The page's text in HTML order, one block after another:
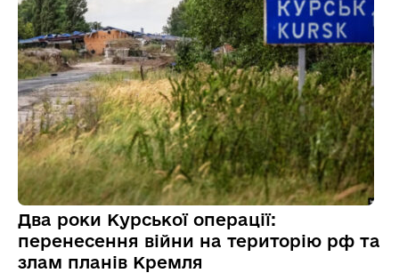
Два роки Курської операції:
перенесення війни на територію рф та
злам планів Кремля